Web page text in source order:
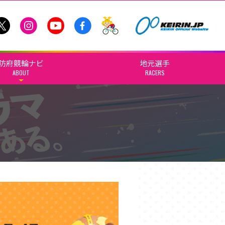
府競輪ナビ
ABOUT
地元選手
RACERS